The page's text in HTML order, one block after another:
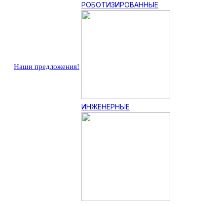
Наши предложения!
РОБОТИЗИРОВАННЫЕ
ИНЖЕНЕРНЫЕ